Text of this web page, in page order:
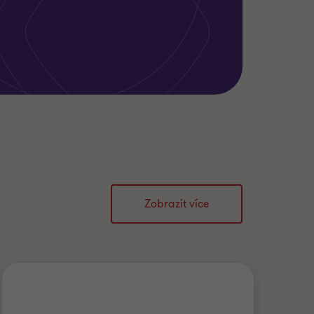
Zobrazit více